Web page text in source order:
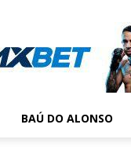
BAÚ DO ALONSO